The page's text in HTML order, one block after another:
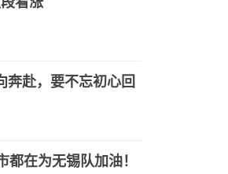
奔赴，要不忘初心回
在为无锡队加油！